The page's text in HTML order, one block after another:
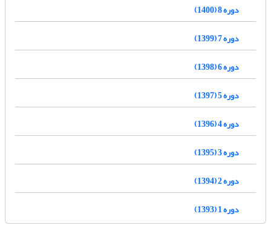
دوره 8 (1400)
دوره 7 (1399)
دوره 6 (1398)
دوره 5 (1397)
دوره 4 (1396)
دوره 3 (1395)
دوره 2 (1394)
دوره 1 (1393)